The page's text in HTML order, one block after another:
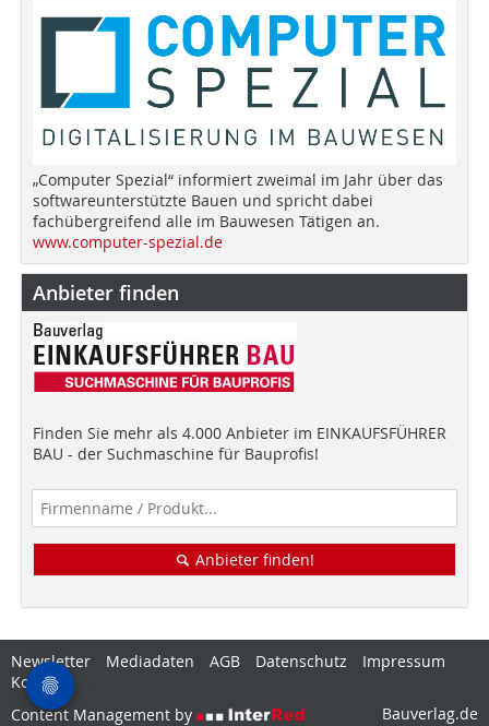
„Computer Spezial“ informiert zweimal im Jahr über das
softwareunterstützte Bauen und spricht dabei
fachübergreifend alle im Bauwesen Tätigen an.
www.computer-spezial.de
Anbieter finden
Finden Sie mehr als 4.000 Anbieter im EINKAUFSFÜHRER
BAU - der Suchmaschine für Bauprofis!
Anbieter finden!
Newsletter Mediadaten AGB Datenschutz
Impressum
Kontakt
Content Management by
Bauverlag.de